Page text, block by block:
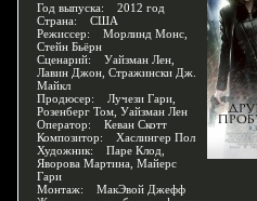
Год выпуска: 2012 год
Страна: США
Режиссер: Морлинд Монс,
Стейн Бьёрн
Сценарий: Уайзман Лен,
Лавин Джон, Стражински Дж.
Майкл
Продюсер: Лучези Гари,
Розенберг Том, Уайзман Лен
Оператор: Кеван Скотт
Композитор: Хаслингер Пол
Художник: Паре Клод,
Яворова Мартина, Майерс
Гари
Монтаж: МакЭвой Джефф